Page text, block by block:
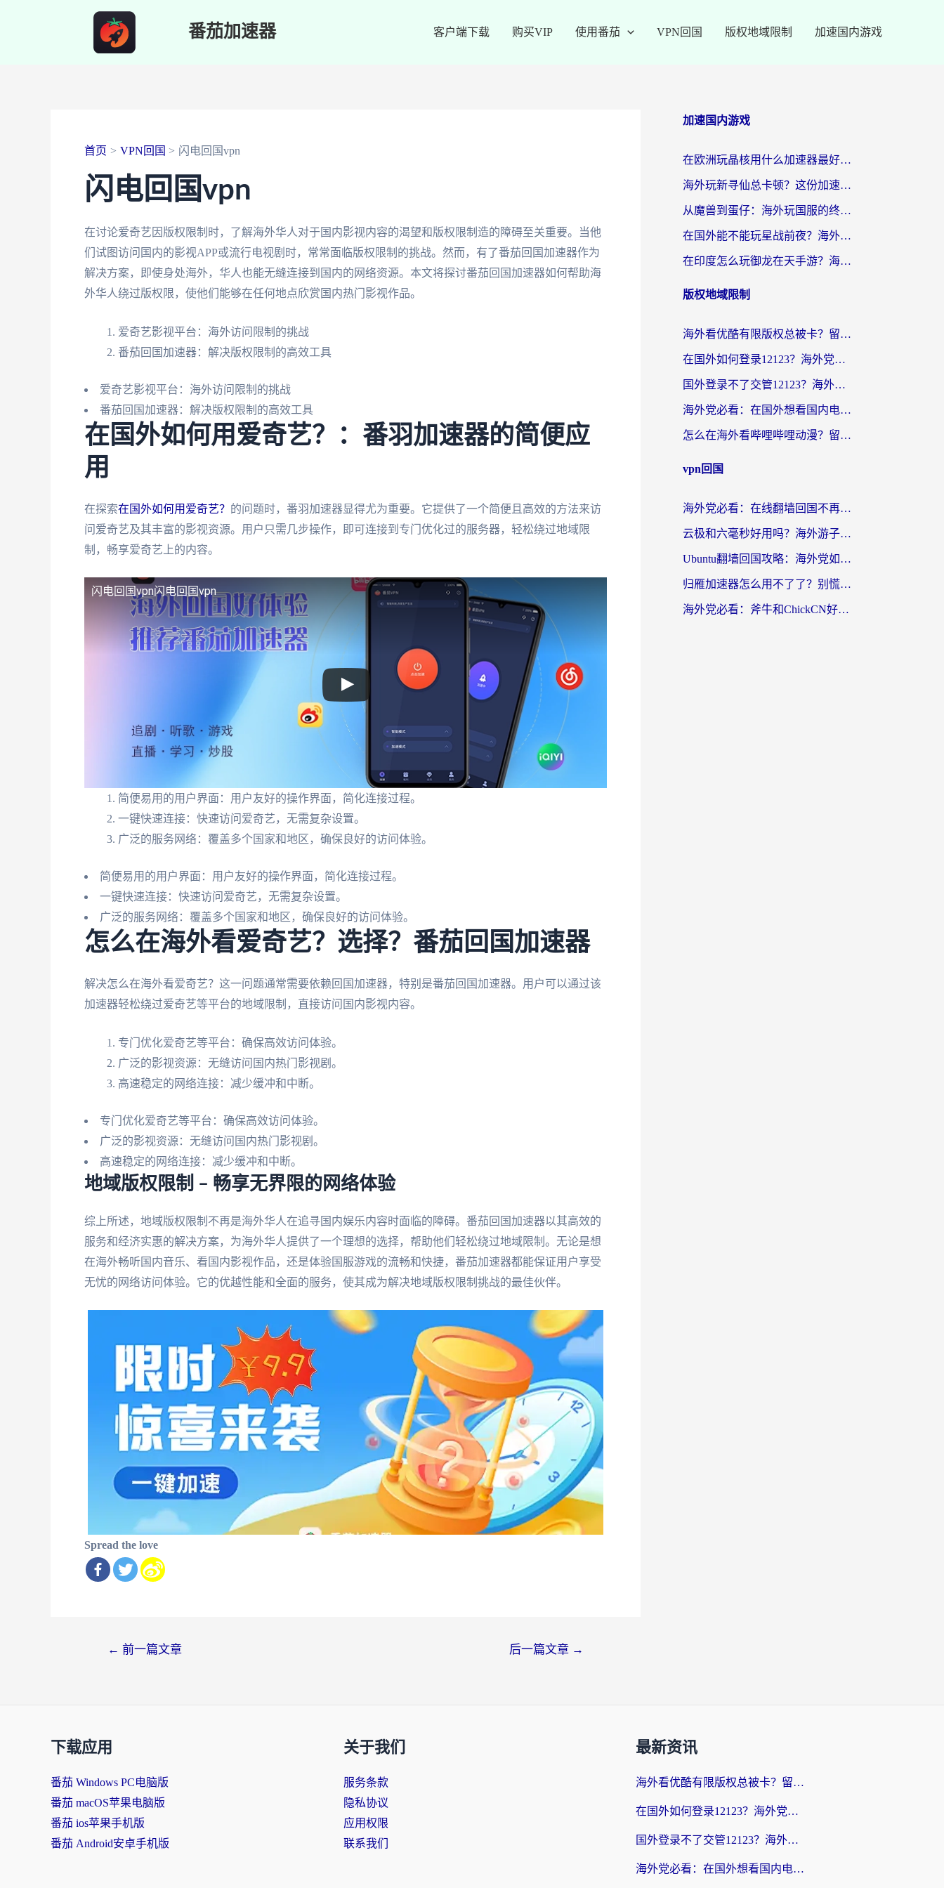
番茄加速器 客户端下载 购买VIP 使用番茄 VPN回国 版权地域限制 加速国内游戏
首页 VPN回国 闪电回国vpn
闪电回国vpn
在讨论爱奇艺因版权限制时，了解海外华人对于国内影视内容的渴望和版权限制造的障碍至关重要。当他
们试图访问国内的影视APP或流行电视剧时，常常面临版权限制的挑战。然而，有了番茄回国加速器作为
解决方案，即使身处海外，华人也能无缝连接到国内的网络资源。本文将探讨番茄回国加速器如何帮助海
外华人绕过版权限，使他们能够在任何地点欣赏国内热门影视作品。
爱奇艺影视平台：海外访问限制的挑战
番茄回国加速器：解决版权限制的高效工具
爱奇艺影视平台：海外访问限制的挑战
番茄回国加速器：解决版权限制的高效工具
在国外如何用爱奇艺？：番羽加速器的简便应
用
在探索在国外如何用爱奇艺？ 的问题时，番羽加速器显得尤为重要。它提供了一个简便且高效的方法来访
问爱奇艺及其丰富的影视资源。用户只需几步操作，即可连接到专门优化过的服务器，轻松绕过地域限
制，畅享爱奇艺上的内容。
闪电回国vpn闪电回国vpn
简便易用的用户界面：用户友好的操作界面，简化连接过程。
一键快速连接：快速访问爱奇艺，无需复杂设置。
广泛的服务网络：覆盖多个国家和地区，确保良好的访问体验。
简便易用的用户界面：用户友好的操作界面，简化连接过程。
一键快速连接：快速访问爱奇艺，无需复杂设置。
广泛的服务网络：覆盖多个国家和地区，确保良好的访问体验。
怎么在海外看爱奇艺？选择？番茄回国加速器
解决怎么在海外看爱奇艺？这一问题通常需要依赖回国加速器，特别是番茄回国加速器。用户可以通过该
加速器轻松绕过爱奇艺等平台的地域限制，直接访问国内影视内容。
专门优化爱奇艺等平台：确保高效访问体验。
广泛的影视资源：无缝访问国内热门影视剧。
高速稳定的网络连接：减少缓冲和中断。
专门优化爱奇艺等平台：确保高效访问体验。
广泛的影视资源：无缝访问国内热门影视剧。
高速稳定的网络连接：减少缓冲和中断。
地域版权限制 – 畅享无界限的网络体验
综上所述，地域版权限制不再是海外华人在追寻国内娱乐内容时面临的障碍。番茄回国加速器以其高效的
服务和经济实惠的解决方案，为海外华人提供了一个理想的选择，帮助他们轻松绕过地域限制。无论是想
在海外畅听国内音乐、看国内影视作品，还是体验国服游戏的流畅和快捷，番茄加速器都能保证用户享受
无忧的网络访问体验。它的优越性能和全面的服务，使其成为解决地域版权限制挑战的最佳伙伴。
Spread the love
← 前一篇文章 后一篇文章 →
加速国内游戏
在欧洲玩晶核用什么加速器最好呢？一个老玩家的真心话
海外玩新寻仙总卡顿？这份加速器选择指南让你秒回国服流畅体验
从魔兽到蛋仔：海外玩国服的终极加速指南，找到你的专属高速通道
在国外能不能玩星战前夜？海外党国服游戏不卡顿的秘密武器在这里
在印度怎么玩御龙在天手游？海外党畅玩国服的终极生存指南
版权地域限制
海外看优酷有限版权总被卡？留学生亲测有效的回国加速器选择指南
在国外如何登录12123？海外党必备的回国加速实用指南
国外登录不了交管12123？海外华人亲测有效的回国加速器选择指南
海外党必看：在国外想看国内电视剧用什么软件？3步解决地域限制
怎么在海外看哔哩哔哩动漫？留学生亲测有效的回国加速方案
vpn回国
海外党必看：在线翻墙回国不再难！教你选对加速器无缝刷国内资源
云极和六毫秒好用吗？海外游子解锁国内资源的真实答案
Ubuntu翻墙回国攻略：海外党如何选对加速器，无缝刷国内剧玩游戏？
归雁加速器怎么用不了了？别慌，这篇指南教你如何丝滑“回家”
海外党必看：斧牛和ChickCN好用吗？3款热门加速器实测+番茄加速器深度体验
下载应用
番茄 Windows PC电脑版
番茄 macOS苹果电脑版
番茄 ios苹果手机版
番茄 Android安卓手机版
关于我们
服务条款
隐私协议
应用权限
联系我们
最新资讯
海外看优酷有限版权总被卡？留学生亲测有效的回国加速器选择指南
在国外如何登录12123？海外党必备的回国加速实用指南
国外登录不了交管12123？海外华人亲测有效的回国加速器选择指南
海外党必看：在国外想看国内电视剧用什么软件？3步解决地域限制